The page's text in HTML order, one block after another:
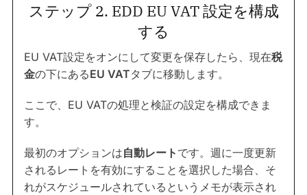
ステップ 2. EDD EU VAT 設定を構成
する
EU VAT設定をオンにして変更を保存したら、現在税
金の下にあるEU VATタブに移動します。
ここで、EU VATの処理と検証の設定を構成できま
す。
最初のオプションは自動レート です。週に一度更新
されるレートを有効にすることを選択した場合、そ
れがスケジュールされているというメモが表示され